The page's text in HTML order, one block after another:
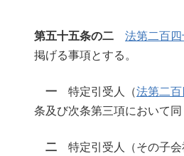
第五十五条の二 法第二百
掲げる事項とする。
一 特定引受人（法第二
条及び次条第三項において
二 特定引受人（その子会